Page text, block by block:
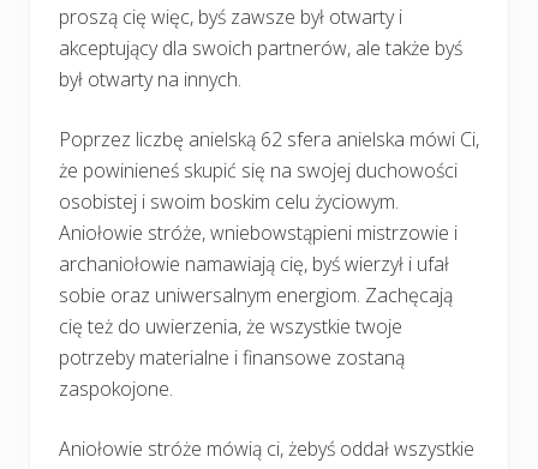
proszą cię więc, byś zawsze był otwarty i
akceptujący dla swoich partnerów, ale także byś
był otwarty na innych.
Poprzez liczbę anielską 62 sfera anielska mówi Ci,
że powinieneś skupić się na swojej duchowości
osobistej i swoim boskim celu życiowym.
Aniołowie stróże, wniebowstąpieni mistrzowie i
archaniołowie namawiają cię, byś wierzył i ufał
sobie oraz uniwersalnym energiom. Zachęcają
cię też do uwierzenia, że wszystkie twoje
potrzeby materialne i finansowe zostaną
zaspokojone.
Aniołowie stróże mówią ci, żebyś oddał wszystkie